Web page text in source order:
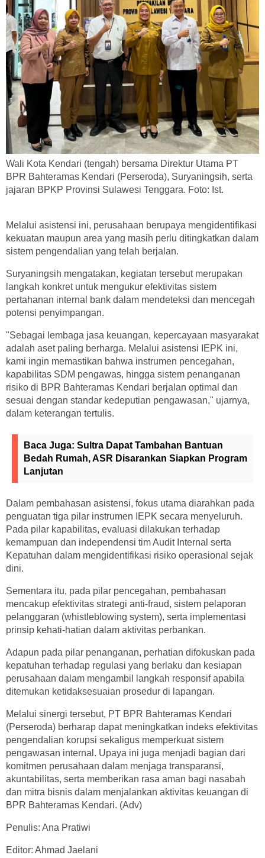
Wali Kota Kendari (tengah) bersama Direktur Utama PT
BPR Bahteramas Kendari (Perseroda), Suryaningsih, serta
jajaran BPKP Provinsi Sulawesi Tenggara. Foto: Ist.
Melalui asistensi ini, perusahaan berupaya mengidentifikasi
kekuatan maupun area yang masih perlu ditingkatkan dalam
sistem pengendalian yang telah berjalan.
Suryaningsih mengatakan, kegiatan tersebut merupakan
langkah konkret untuk mengukur efektivitas sistem
pertahanan internal bank dalam mendeteksi dan mencegah
potensi penyimpangan.
"Sebagai lembaga jasa keuangan, kepercayaan masyarakat
adalah aset paling berharga. Melalui asistensi IEPK ini,
kami ingin memastikan bahwa instrumen pencegahan,
kapabilitas SDM pengawas, hingga sistem penanganan
risiko di BPR Bahteramas Kendari berjalan optimal dan
sesuai dengan standar kedeputian pengawasan," ujarnya,
dalam keterangan tertulis.
Baca Juga: Sultra Dapat Tambahan Bantuan
Bedah Rumah, ASR Disarankan Siapkan Program
Lanjutan
Dalam pembahasan asistensi, fokus utama diarahkan pada
penguatan tiga pilar instrumen IEPK secara menyeluruh.
Pada pilar kapabilitas, evaluasi dilakukan terhadap
kemampuan dan independensi tim Audit Internal serta
Kepatuhan dalam mengidentifikasi risiko operasional sejak
dini.
Sementara itu, pada pilar pencegahan, pembahasan
mencakup efektivitas strategi anti-fraud, sistem pelaporan
pelanggaran (whistleblowing system), serta implementasi
prinsip kehati-hatian dalam aktivitas perbankan.
Adapun pada pilar penanganan, perhatian difokuskan pada
kepatuhan terhadap regulasi yang berlaku dan kesiapan
perusahaan dalam mengambil langkah responsif apabila
ditemukan ketidaksesuaian prosedur di lapangan.
Melalui sinergi tersebut, PT BPR Bahteramas Kendari
(Perseroda) berharap dapat meningkatkan indeks efektivitas
pengendalian korupsi sekaligus memperkuat sistem
pengawasan internal. Upaya ini juga menjadi bagian dari
komitmen perusahaan dalam menjaga transparansi,
akuntabilitas, serta memberikan rasa aman bagi nasabah
dan mitra bisnis dalam menjalankan aktivitas keuangan di
BPR Bahteramas Kendari. (Adv)
Penulis: Ana Pratiwi
Editor: Ahmad Jaelani